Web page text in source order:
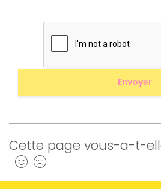
Cette page vous-a-t-
Oui